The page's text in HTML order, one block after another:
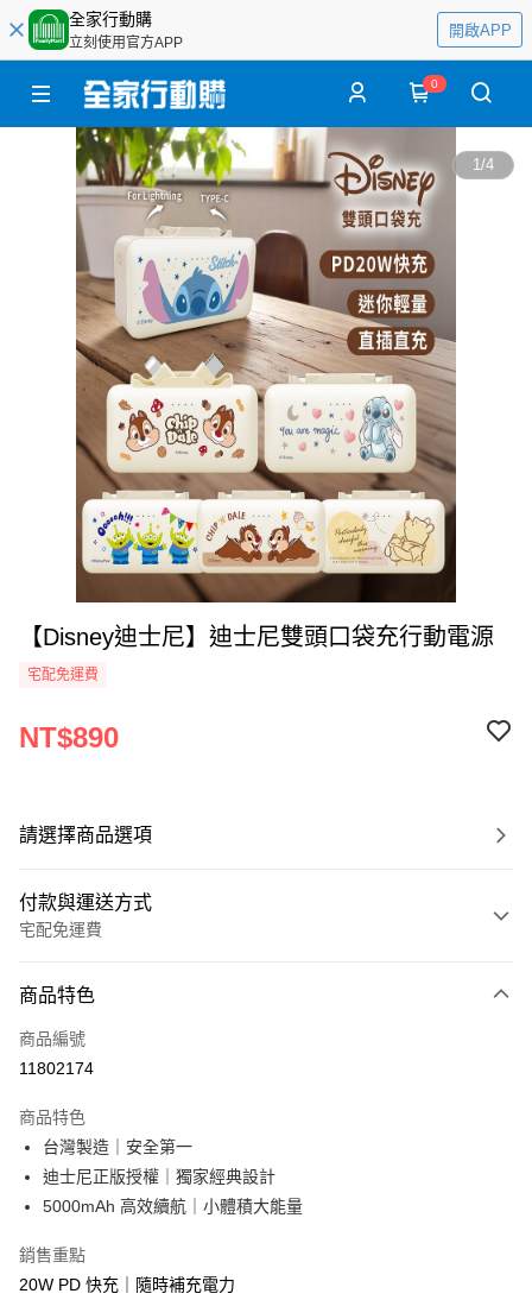
全家行動購
立刻使用官方APP
開啟APP
0
1/4
【Disney迪士尼】迪士尼雙頭口袋充行動電源
宅配免運費
NT$890
請選擇商品選項
付款與運送方式
宅配免運費
全家線上支付
運送方式
本島宅配-活動商品
免運費
離島宅配-常溫商品
免運費
商品特色
商品編號
11802174
商品特色
台灣製造｜安全第一
迪士尼正版授權｜獨家經典設計
5000mAh 高效續航｜小體積大能量
銷售重點
20W PD 快充｜隨時補充電力